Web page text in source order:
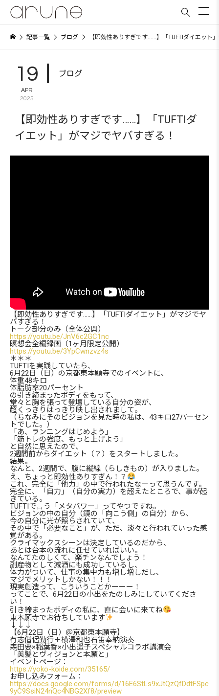

記事一覧 ブログ 【即効性ありすぎです……】「TUFTIダイエット
19
APR
2025
ブログ
【即効性ありすぎです……】「TUFTIダ
イエット」がマジでヤバすぎる！
【即効性ありすぎです……】「TUFTIダイエット」がマジでヤ
バすぎる！
トーク部分のみ（全体公開）
https://youtu.be/JnV6c2GC1nc
瞑想会全編録画（1ヶ月限定公開）
https://youtu.be/3YpCwnzvz4s
＊＊＊
TUFTIを実践していたら、
6月22日（日）の京都東本願寺でのイベントに、
体重48キロ
体脂肪率20パーセント
の引き締まったボディをもって、
堂々と胸を張って登壇している自分の姿が、
超くっきりはっきり映し出されまして。
（ちなみにそのビジョンを見た時の私は、43キロ27パーセン
トでした。）
「あ、ランニングはじめよう」
「筋トレの強度、もっと上げよう」
と自然に思えたので、
2週間前からダイエット（？）をスタートしました。
結果。
なんと、2週間で、腹に縦線（らしきもの）が入りました。
え、ちょっと即効性ありすぎん！？
これ、完全に「他力」の中で行われたなーって思うんです。
完全に、「自力」（自分の実力）を超えたところで、事が起
きている。
TUFTIで言う「メタパワー」ってやつですね。
ビジョンの中の自分（鏡の「向こう側」の自分）から、
今の自分に光が照らされていて、
その中で「必要なこと」が、ただ、淡々と行われていった感
覚がある。
クライマックスシーンは決定しているのだから、
あとは台本の流れに任せていればいい。
なんてたのしくて、楽チンなんでしょう！
副産物として減酒にも成功しているし、
体力がついて、仕事の集中力も増し増しだし、
マジでメリットしかない！！！
現実創造って、こういうことかーーー！
ってことで、6月22日の小出をたのしみにしていてくださ
い！
引き締まったボディの私に、直に会いに来てね
東本願寺でお待ちしています
↓↓↓
【6月22日（日）＠京都東本願寺】
有志僧侶勤行＋横澤和也石笛奉納演奏
森田要×稲葉香×小出遥子スペシャルコラボ講演会
「美髪とヴィジョンと本願と」
イベントページ：
https://yoko-koide.com/35165/
お申し込みフォーム：
https://docs.google.com/forms/d/16E6StLs9xJtQzQfDdtFSpc
9yC9SsiN24nQc4NBG2Xf8/preview